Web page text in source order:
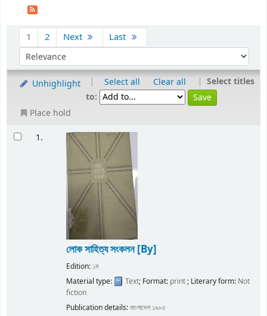
1 2 Next Last
Unhighlight | Select all Clear all | Select titles
to:
Place hold
1.
লোক সাহিত্য সংকলন[By]
Edition: ১ম
Material type:
Text; Format: print; Literary form: Not
fiction
Publication details:বাংলাদেশ ১৯৮৫